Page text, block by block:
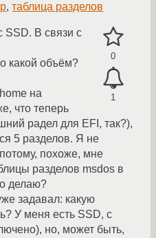
,таблица разделов
0
1
SSD. В связи с
какой объём?
на
что теперь
радел для EFI, так?),
5 разделов. Я не
похоже, мне
разделов msdos в
делаю?
задавал: какую
У меня есть SSD, с
но, может быть,